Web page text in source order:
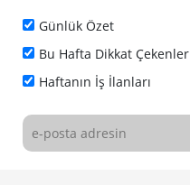
Günlük Özet
Bu Hafta Dikkat Çekenler
Haftanın İş İlanları